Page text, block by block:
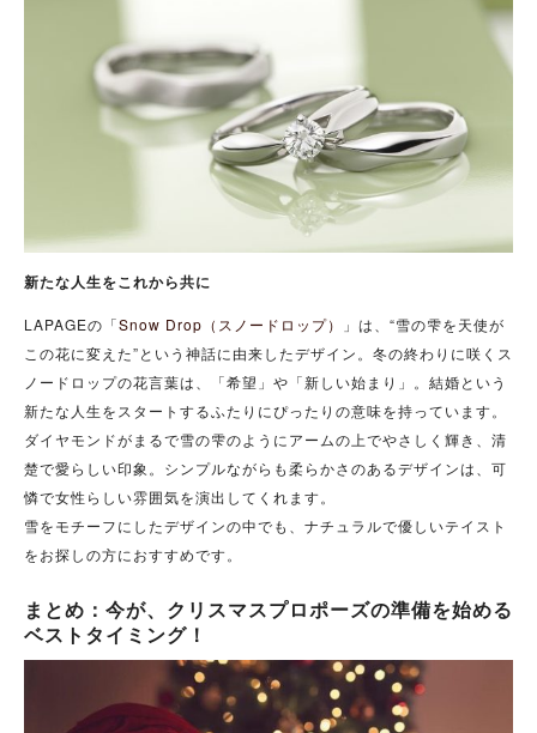
新たな人生をこれから共に
LAPAGEの「Snow Drop（スノードロップ）
」は、“雪の雫を天使が
この花に変えた”という神話に由来したデザイン。冬の終わりに咲くス
ノードロップの花言葉は、「希望」や「新しい始まり」。結婚という
新たな人生をスタートするふたりにぴったりの意味を持っています。
ダイヤモンドがまるで雪の雫のようにアームの上でやさしく輝き、清
楚で愛らしい印象。シンプルながらも柔らかさのあるデザインは、可
憐で女性らしい雰囲気を演出してくれます。
雪をモチーフにしたデザインの中でも、ナチュラルで優しいテイスト
をお探しの方におすすめです。
まとめ：今が、クリスマスプロポーズの準備を始める
ベストタイミング！